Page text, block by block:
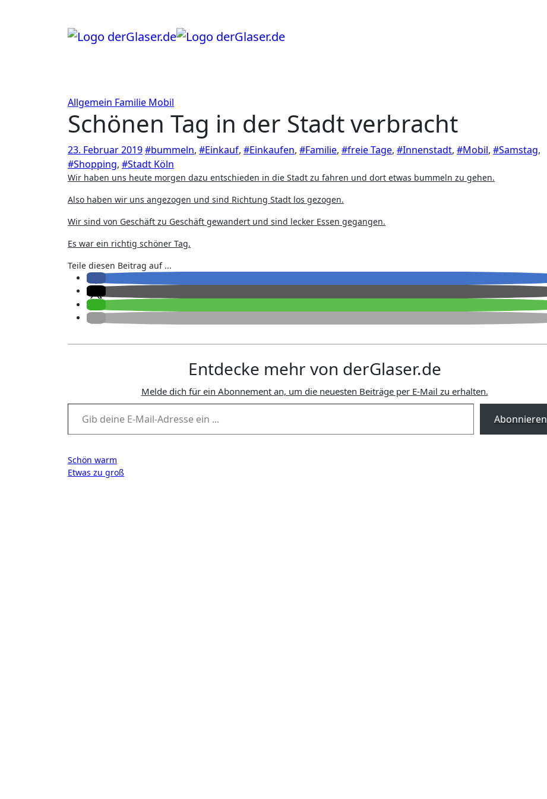
Allgemein Familie Mobil
Schönen Tag in der Stadt verbracht
23. Februar 2019#bummeln, #Einkauf, #Einkaufen, #Familie, #freie Tage, #Innenstadt, #Mobil, #Samstag,
#Shopping, #Stadt Köln
Wir haben uns heute morgen dazu entschieden in die Stadt zu fahren und dort etwas bummeln zu gehen.
Also haben wir uns angezogen und sind Richtung Stadt los gezogen.
Wir sind von Geschäft zu Geschäft gewandert und sind lecker Essen gegangen.
Es war ein richtig schöner Tag.
Teile diesen Beitrag auf ...
Entdecke mehr von derGlaser.de
Melde dich für ein Abonnement an, um die neuesten Beiträge per E-Mail zu erhalten.
Gib deine E-Mail-Adresse ein ...
Abonnieren
Beitragsnavigation
Schön warm
Etwas zu groß